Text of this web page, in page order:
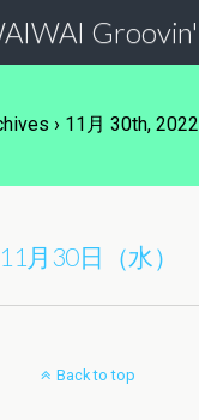
Groovin'
› 11月 30th, 2022
月30日（水）
Back to top